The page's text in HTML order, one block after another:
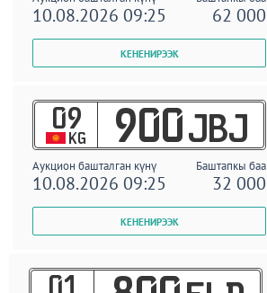
10.08.2026 09:25 62 000
09
KG 900 JBJ
Аукцион башталган күнү Баштапкы баа
10.08.2026 09:25 32 000
01